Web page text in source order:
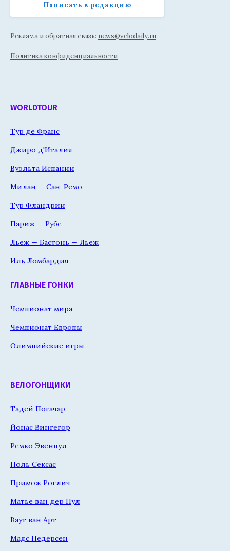
Написать в редакцию
Реклама и обратная связь: news@velodaily.ru
Политика конфиденциальности
WORLDTOUR
Тур де Франс
Джиро д'Италия
Вуэльта Испании
Милан — Сан-Ремо
Тур Фландрии
Париж — Рубе
Льеж — Бастонь — Льеж
Иль Ломбардия
ГЛАВНЫЕ ГОНКИ
Чемпионат мира
Чемпионат Европы
Олимпийские игры
ВЕЛОГОНЩИКИ
Тадей Погачар
Йонас Вингегор
Ремко Эвенпул
Поль Сексас
Примож Роглич
Матье ван дер Пул
Ваут ван Арт
Мадс Педерсен